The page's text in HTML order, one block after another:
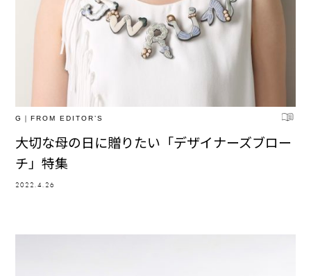
G｜FROM EDITOR’S
大切な母の日に贈りたい「デザイナーズブロー
チ」特集
2022.4.26